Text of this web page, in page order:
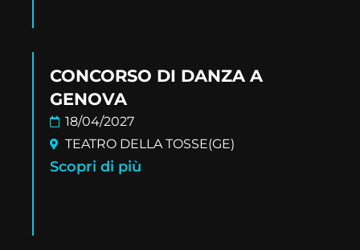
CONCORSO DI DANZA A
GENOVA
18/04/2027
TEATRO DELLA TOSSE(GE)
Scopri di più